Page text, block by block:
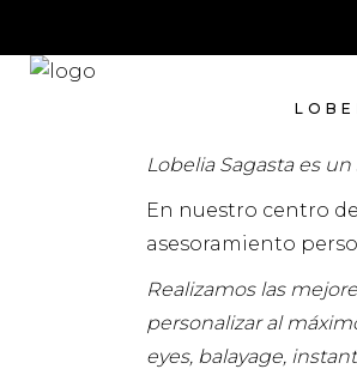
Lobelia Sagasta es
En nuestro centro
asesoramiento
Realizamos las
personalizar al
eyes, balayage,